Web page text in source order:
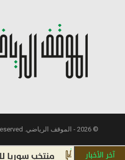
© 2026 - الموقف الرياضي. All Rights Reserved.
آخر الأخبار منتخب سوريا